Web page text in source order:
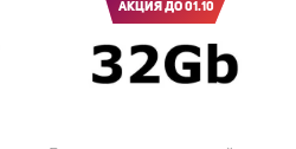
АКЦИЯ ДО 01.10